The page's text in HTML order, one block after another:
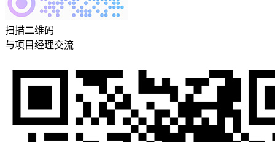
扫描二维码
与项目经理交流